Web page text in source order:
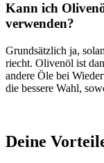
Kann ich
verwenden?
Grundsätzlich ja,
riecht. Olivenöl ist
andere Öle bei
die bessere Wahl,
Deine